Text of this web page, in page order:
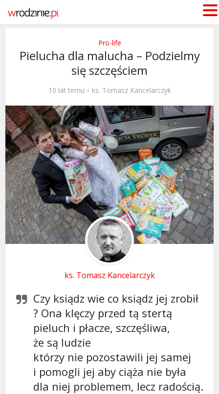
Pro-life
Pielucha dla malucha – Podzielmy
się szczęściem
10 lat temu ks. Tomasz Kancelarczyk
ks. Tomasz Kancelarczyk
Czy ksiądz wie co ksiądz jej zrobił
? Ona klęczy przed tą stertą
pieluch i płacze, szczęśliwa,
że są ludzie
którzy nie pozostawili jej samej
i pomogli jej aby ciąża nie była
dla niej problemem, lecz radością.